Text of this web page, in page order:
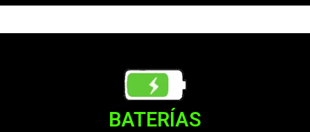
BATERÍAS